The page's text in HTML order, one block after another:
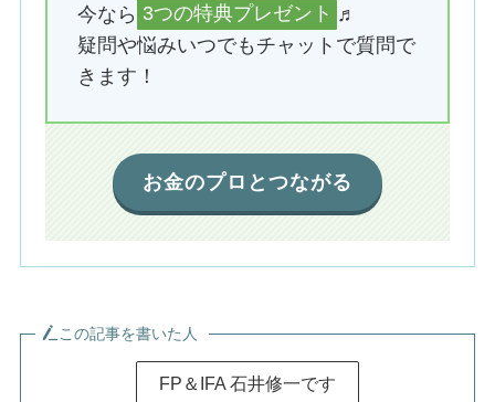
今なら 3つの特典プレゼント ♬
疑問や悩みいつでもチャットで質問で
きます！
お金のプロとつながる
この記事を書いた人
FP＆IFA 石井修一です